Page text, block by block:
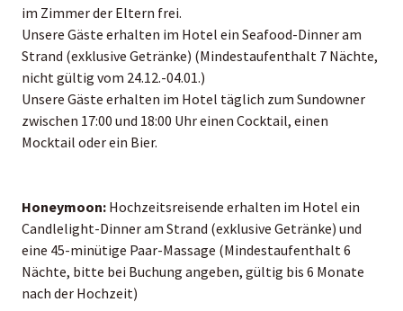
im Zimmer der Eltern frei.
Unsere Gäste erhalten im Hotel ein Seafood-Dinner am
Strand (exklusive Getränke) (Mindestaufenthalt 7 Nächte,
nicht gültig vom 24.12.-04.01.)
Unsere Gäste erhalten im Hotel täglich zum Sundowner
zwischen 17:00 und 18:00 Uhr einen Cocktail, einen
Mocktail oder ein Bier.
Honeymoon: Hochzeitsreisende erhalten im Hotel ein
Candlelight-Dinner am Strand (exklusive Getränke) und
eine 45-minütige Paar-Massage (Mindestaufenthalt 6
Nächte, bitte bei Buchung angeben, gültig bis 6 Monate
nach der Hochzeit)